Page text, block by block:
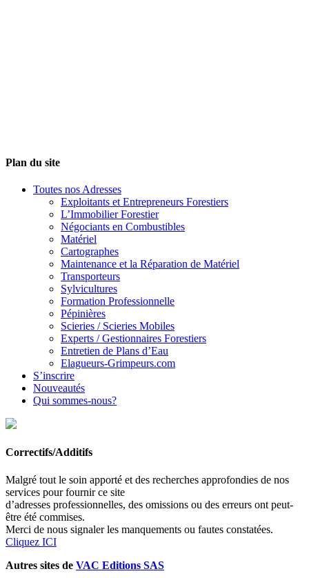
Plan du site
Toutes nos Adresses
Exploitants et Entrepreneurs Forestiers
L’Immobilier Forestier
Négociants en Combustibles
Matériel
Cartographes
Maintenance et la Réparation de Matériel
Transporteurs
Sylvicultures
Formation Professionnelle
Pépinières
Scieries / Scieries Mobiles
Experts / Gestionnaires Forestiers
Entretien de Plans d’Eau
Elagueurs-Grimpeurs.com
S’inscrire
Nouveautés
Qui sommes-nous?
Correctifs/Additifs
Malgré tout le soin apporté et des recherches approfondies de nos
services pour fournir ce site
d’adresses professionnelles, des omissions ou des erreurs ont peut-
être été commises.
Merci de nous signaler les manquements ou fautes constatées.
Cliquez ICI
Autres sites de VAC Editions SAS